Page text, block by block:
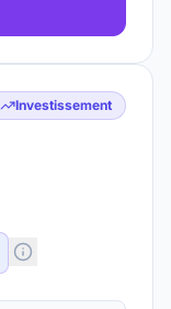
Investissement